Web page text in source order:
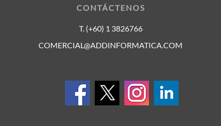
CONTÁCTENOS
T. (+60) 1 3826766
COMERCIAL@ADDINFORMATICA.COM